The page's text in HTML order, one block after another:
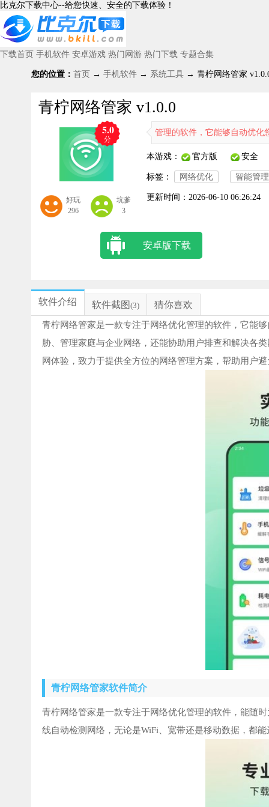
比克尔下载中心--给您快速、安全的下载体验！
下载首页 手机软件 安卓游戏 热门网游 热门下载 专题合集
您的位置： 首页 → 手机软件 → 系统工具 → 青柠网络管家
青柠网络管家 v1.0.0
5.0
分
好玩
296
坑爹
3
管家是一款专注于网络优化管理的软件，它能够自动优化您的网络配
本游戏： 官方版 安全
标签： 网络优化 智能管理
更新时间： 2026-06-10 06:26:24
安卓版下载
软件介绍 软件截图 (3) 猜你喜欢
青柠网络管家是一款专注于网络优化管理的软件，它能
胁、管理家庭与企业网络，还能协助用户排查和解决各
网体验，致力于提供全方位的网络管理方案，帮助用户
青柠网络管家软件简介
青柠网络管家是一款专注于网络优化管理的软件，能随
线自动检测网络，无论是WiFi、宽带还是移动数据，都